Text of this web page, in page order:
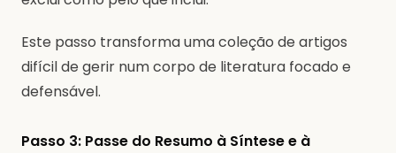
Este passo transforma uma coleção de artigos
difícil de gerir num corpo de literatura focado e
defensável.
Passo 3: Passe do Resumo à Síntese e à